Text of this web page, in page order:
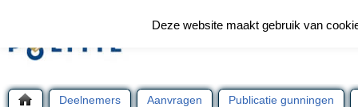
Deelnemers Aanvragen Publicatie gunningen
Deze website maakt gebruik van